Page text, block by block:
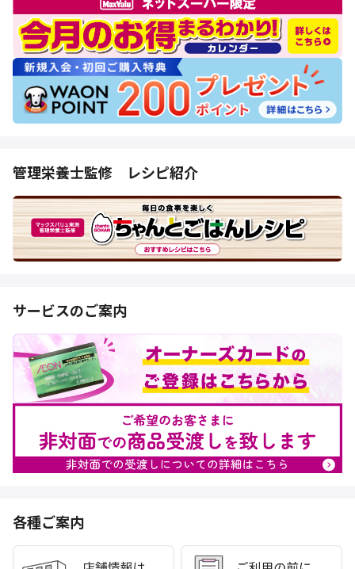
管理栄養士監修 レシピ紹介
サービスのご案内
各種ご案内